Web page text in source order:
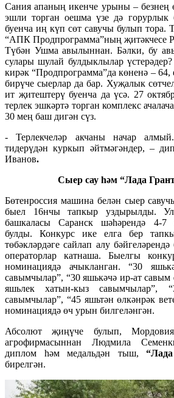
Сания апаның икенче урыны – безнең
эшли торган оешма үзе дә горурлык
буенча иң күп сөт савучы булып
“АПК Продпрограмма”ның җитәкчесе
Түбән Ушма авылыннан. Бәлки, бу
сулары шулай булдыклылар
кирәк “Продпрограмма”да көненә –
бирүче сыерлар да бар. Хуҗалык
ит җитештерү буенча да үсә. 27
терлек эшкәртә торган комплекс
30 мең баш дигән сүз.
- Терлекчеләр акчаны начар
тидерүдән куркып әйтмәгәндер, –
Иванов.
Сыер сау һәм “Лада
Бөтенроссия машина белән сыер
быел 16нчы тапкыр уздырылды.
башкаласы Саранск шәһәрендә 4-7
булды. Конкурс ике елга бер
төбәкләрдәге сайлап алу
операторлар катнаша. Быелгы
номинациядә ачыкланган. “30
савымчылар”, “30 яшькәчә ир-ат савым
яшьлек хатын-кыз савымчылар”,
савымчылар”, “45 яшьтән өлкәнрәк
номинациядә өч урын билгеләнгән.
Абсолют җиңүче булып,
агрофирмасыннан Людмила
диплом һәм медальдән тыш,
бирелгән.